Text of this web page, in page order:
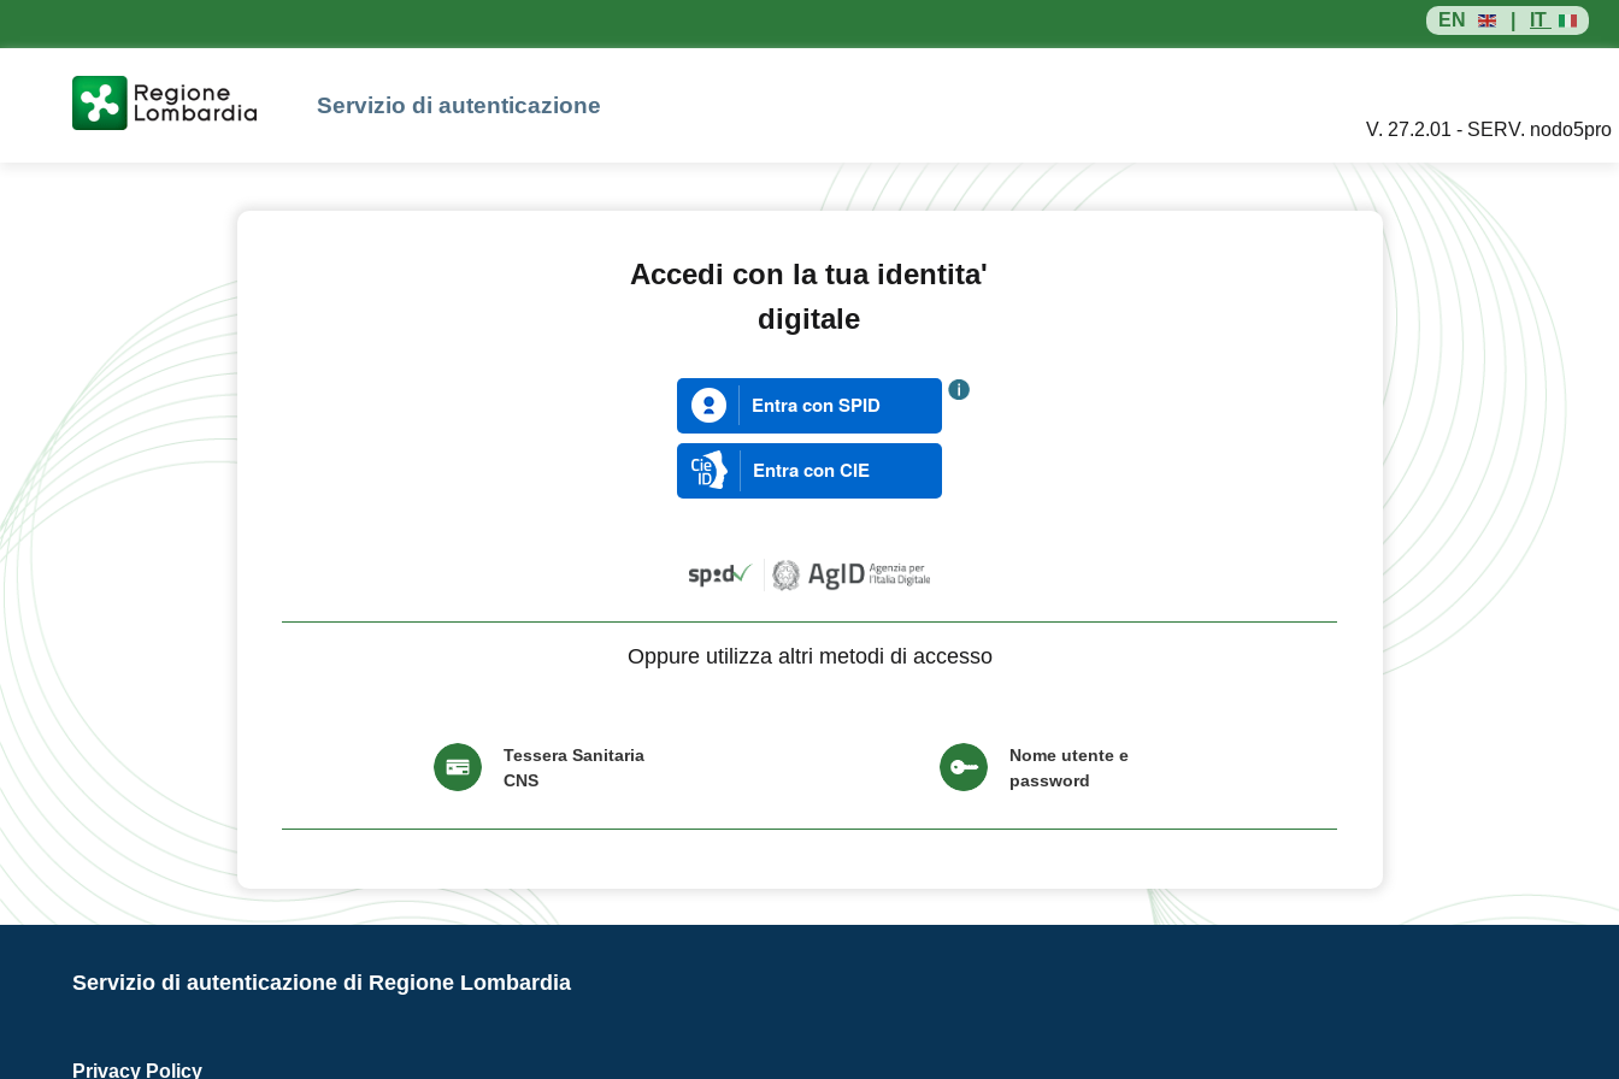
EN IT
Servizio di autenticazione
V. 27.2.01 - SERV. nodo5pro
Accedi con la tua identita'
digitale
Entra con SPID
Entra con CIE
Oppure utilizza altri metodi di accesso
Tessera Sanitaria
CNS
Nome utente e
password
Servizio di autenticazione di Regione Lombardia
Privacy Policy